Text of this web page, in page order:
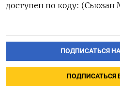
доступен по коду: (Сьюзан
ПОДПИСАТЬСЯ
ПОДПИСАТЬСЯ В